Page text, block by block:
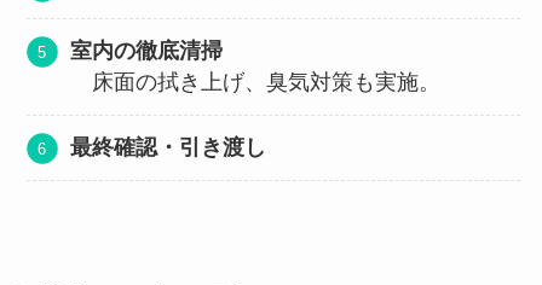
室内の徹底清掃
床面の拭き上げ、臭気対策も実施。
最終確認・引き渡し